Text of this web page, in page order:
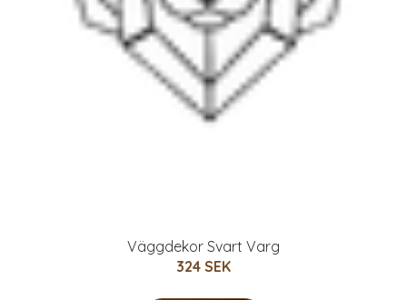
Väggdekor Svart Varg
324 SEK